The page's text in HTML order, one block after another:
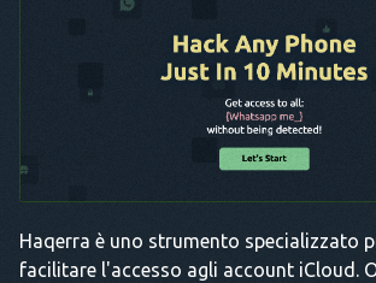
Haqerra è uno strumento specializzato
facilitare l'accesso agli account iCloud.